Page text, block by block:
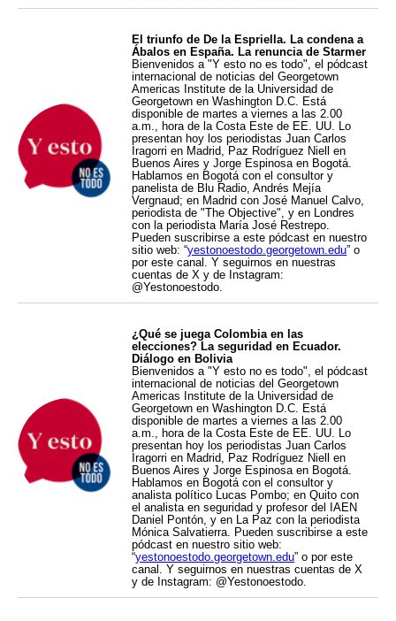
El triunfo de De la Espriella. La condena a
Ábalos en España. La renuncia de Starmer
Bienvenidos a "Y esto no es todo", el pódcast
internacional de noticias del Georgetown
Americas Institute de la Universidad de
Georgetown en Washington D.C. Está
disponible de martes a viernes a las 2.00
a.m., hora de la Costa Este de EE. UU. Lo
presentan hoy los periodistas Juan Carlos
Iragorri en Madrid, Paz Rodríguez Niell en
Buenos Aires y Jorge Espinosa en Bogotá.
Hablamos en Bogotá con el consultor y
panelista de Blu Radio, Andrés Mejía
Vergnaud; en Madrid con José Manuel Calvo,
periodista de "The Objective", y en Londres
con la periodista María José Restrepo.
Pueden suscribirse a este pódcast en nuestro
sitio web: “yestonoestodo.georgetown.edu” o
por este canal. Y seguirnos en nuestras
cuentas de X y de Instagram:
@Yestonoestodo.
¿Qué se juega Colombia en las
elecciones? La seguridad en Ecuador.
Diálogo en Bolivia
Bienvenidos a "Y esto no es todo", el pódcast
internacional de noticias del Georgetown
Americas Institute de la Universidad de
Georgetown en Washington D.C. Está
disponible de martes a viernes a las 2.00
a.m., hora de la Costa Este de EE. UU. Lo
presentan hoy los periodistas Juan Carlos
Iragorri en Madrid, Paz Rodríguez Niell en
Buenos Aires y Jorge Espinosa en Bogotá.
Hablamos en Bogotá con el consultor y
analista político Lucas Pombo; en Quito con
el analista en seguridad y profesor del IAEN
Daniel Pontón, y en La Paz con la periodista
Mónica Salvatierra. Pueden suscribirse a este
pódcast en nuestro sitio web:
“yestonoestodo.georgetown.edu” o por este
canal. Y seguirnos en nuestras cuentas de X
y de Instagram: @Yestonoestodo.